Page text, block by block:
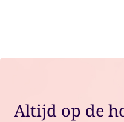
Altijd op de